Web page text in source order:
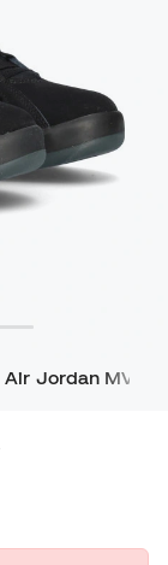
Air Jordan MVP